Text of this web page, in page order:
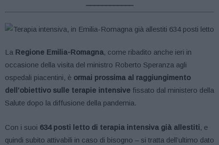
La Regione Emilia-Romagna, come ribadito anche ieri in
occasione della visita del ministro Roberto Speranza agli
ospedali piacentini, è ormai prossima al raggiungimento
dell’obiettivo sulle terapie intensive fissato dal ministero della
Salute dopo la diffusione della pandemia.
Con i suoi 634 posti letto di terapia intensiva già allestiti, e
quindi subito attivabili in caso di bisogno – si tratta dell’ultimo dato